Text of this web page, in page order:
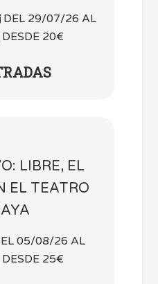
DEL 29/07/26 AL
20€
LIBRE, EL
EL TEATRO
05/08/26 AL
25€